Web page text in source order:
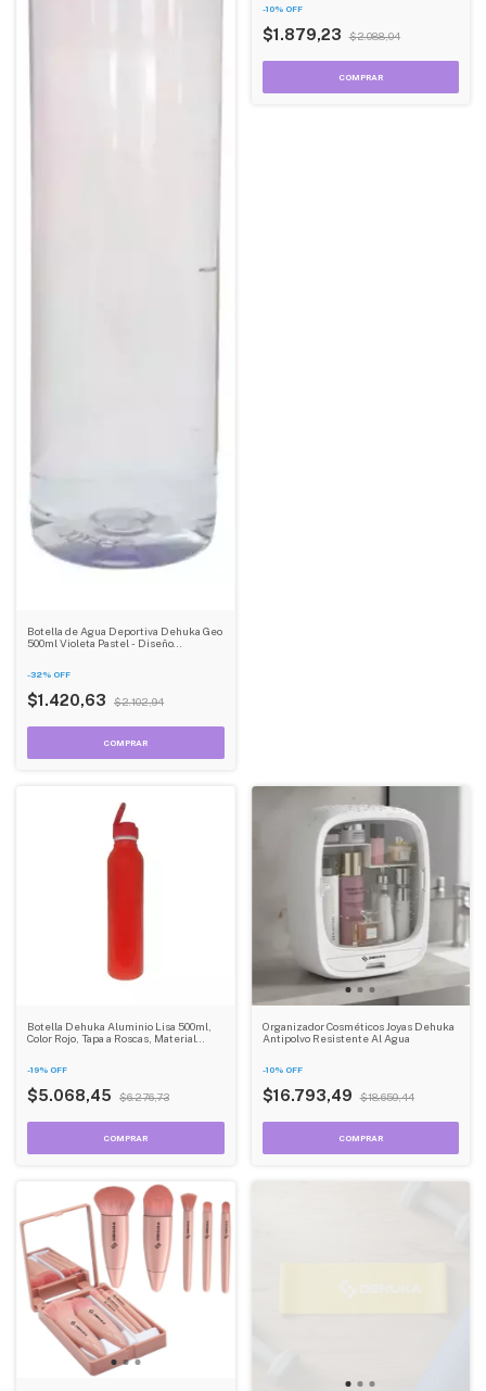
Botella de Agua Deportiva Dehuka Geo
500ml Violeta Pastel - Diseño
-32% OFF
$1.420,63 $2.102,94
-10% OFF
$1.879,23 $2.088,04
Botella Dehuka Aluminio Lisa 500ml,
Color Rojo, Tapa a Roscas, Material
-19% OFF
$5.068,45 $6.276,73
Organizador Cosméticos Joyas Dehuka
Antipolvo Resistente Al Agua
-10% OFF
$16.793,49 $18.659,44